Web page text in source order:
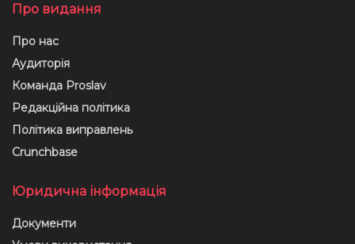
Про видання
Про нас
Аудиторія
Команда Proslav
Редакційна політика
Політика виправлень
Crunchbase
Юридична інформація
Документи